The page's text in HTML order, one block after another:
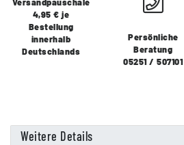
Versandpauschale
4,95 € je
Bestellung
innerhalb
Deutschlands
Persönliche
Beratung
05251 / 507101
Weitere Details